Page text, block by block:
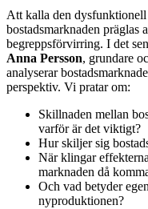
Att kalla den dysfunktionell
bostadsmarknaden präglas
begreppsförvirring. I det
Anna Persson, grundare
analyserar
perspektiv. Vi pratar om:
Skillnaden mellan
varför är det viktigt?
Hur skiljer sig
När klingar
marknaden då
Och vad betyder
nyproduktionen?